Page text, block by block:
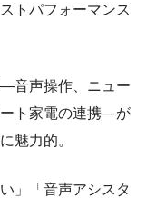
トパフォーマンス
音声操作、ニュー
ト家電の連携—が
魅力的。
」「音声アシスタ